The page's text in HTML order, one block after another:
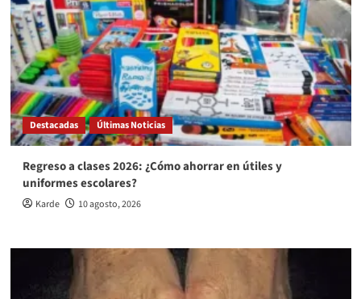
Destacadas Últimas Noticias
Regreso a clases 2026: ¿Cómo ahorrar en útiles y
uniformes escolares?
Karde 10 agosto, 2026